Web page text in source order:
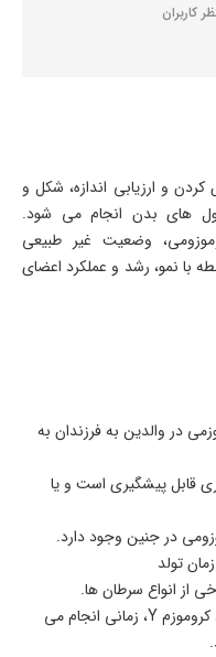
و ارزیابی اندازه، شکل و
های بدن انجام می شود.
وضعیت غیر طبیعی
با نمو، رشد و عملکرد اعضای
در والدین به فرزندان به
قابل پیشگیری است و یا
در جنین وجود دارد.
تولد
از انواع سرطان ها.
شناسایی جنسیت فرد با بررسی وجود کروموزم Y، زمانی انجام می